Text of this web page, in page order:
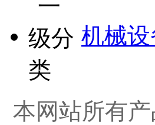
机械设
本网站所有